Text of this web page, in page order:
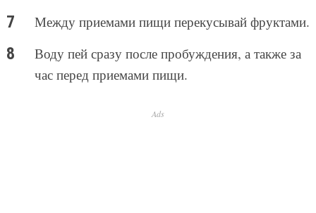
Между приемами пищи перекусывай фруктами.
Воду пей сразу после пробуждения, а также за
час перед приемами пищи.
Ads